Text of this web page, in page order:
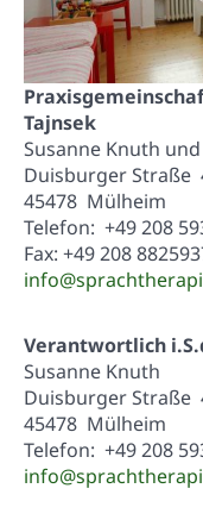
Tajnsek
Susanne Knuth
Duisburger Straße
45478 Mülheim
Telefon: +49 208
Fax: +49 208
Verantwortlich
Susanne Knuth
Duisburger Straße
45478 Mülheim
Telefon: +49 208